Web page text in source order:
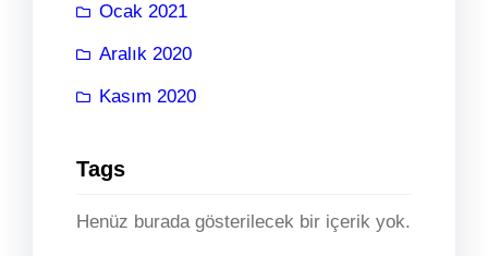
Ocak 2021
Aralık 2020
Kasım 2020
Tags
Henüz burada gösterilecek bir içerik yok.